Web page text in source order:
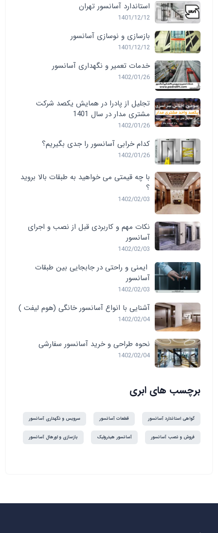
استاندارد آسانسور تهران
1401/12/12
بازسازی و نوسازی آسانسور
1401/12/12
خدمات تعمیر و نگهداری آسانسور
1402/01/26
تجلیل از پادرا در همایش یکصد شرکت
مشتری مدار در سال 1401
1402/01/26
کدام خرابی آسانسور را جدی بگیریم؟
1402/01/26
با چه قیمتی می خواهید به طبقات بالا بروید
؟
1402/02/03
نکات مهم و کاربردی قبل از نصب و اجرای
آسانسور
1402/02/03
ایمنی و راحتی در جابجایی بین طبقات
آسانسور
1402/02/03
آشنایی با انواع آسانسور خانگی (هوم لیفت )
1402/02/04
نحوه طراحی و خرید آسانسور سفارشی
1402/02/04
برچسب های ابری
گواهی استاندارد آسانسور قطعات آسانسور سرویس و نگهداری آسانسور
فروش و نصب آسانسور آسانسور هیدرولیک بازسازی و اورهال آسانسور